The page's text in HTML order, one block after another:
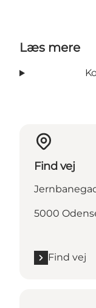
Læs mere
Find vej
5000
Find vej